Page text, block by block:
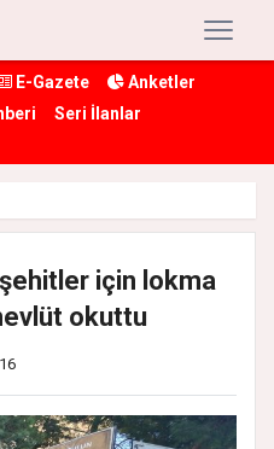
E-Gazete
Anketler
Seri İlanlar
için lokma
okuttu